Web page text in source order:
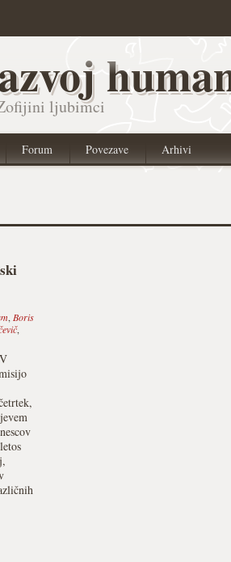
ljubimci
Forum Povezave Arhivi
, Boris
,